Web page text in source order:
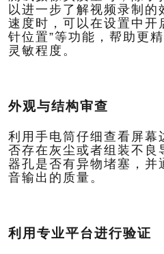
以进一步了解视频录制的
速度时，可以在设置中开
针位置”等功能，帮助更
灵敏程度。
外观与结构审查
利用手电筒仔细查看屏幕
否存在灰尘或者组装不良
器孔是否有异物堵塞，并
音输出的质量。
利用专业平台进行验证